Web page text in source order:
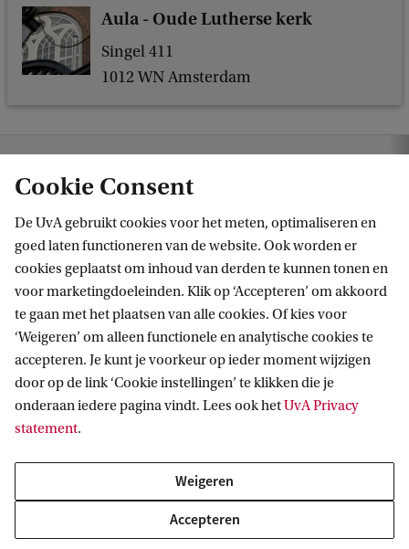
n
u
d
Aula - Oude Lutherse kerk
Singel 411
1012 WN Amsterdam
Informatie voor
Bachelorstudiekiezers
Masterstudiekiezers
Journalisten
Direct naar
Vacatures
Contact
UvA op social media
Cookie Consent
De UvA gebruikt cookies voor het meten, optimaliseren en
goed laten functioneren van de website. Ook worden er
cookies geplaatst om inhoud van derden te kunnen tonen en
voor marketingdoeleinden. Klik op ‘Accepteren’ om akkoord
te gaan met het plaatsen van alle cookies. Of kies voor
‘Weigeren’ om alleen functionele en analytische cookies te
accepteren. Je kunt je voorkeur op ieder moment wijzigen
door op de link ‘Cookie instellingen’ te klikken die je
onderaan iedere pagina vindt. Lees ook hetUvA Privacy
statement.
Weigeren
Accepteren